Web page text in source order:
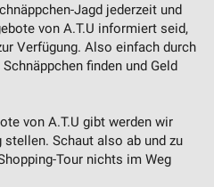
Jagd jederzeit und
von A.T.U informiert seid,
Verfügung. Also einfach durch
finden und Geld
von A.T.U gibt werden wir
stellen. Schaut also ab und zu
Tour nichts im Weg